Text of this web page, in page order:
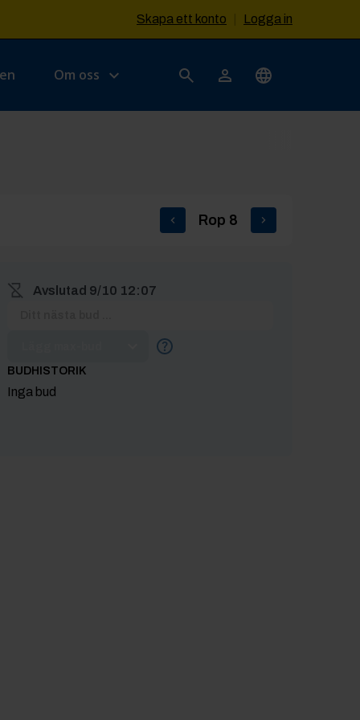
Skapa ett konto Logga in
Om oss
Rop 8
Avslutad 9/10 12:07
BUDHISTORIK
Inga bud